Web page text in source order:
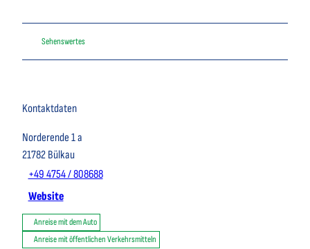
Sehenswertes
Kontaktdaten
Norderende 1 a
21782 Bülkau
+49 4754 / 808688
Website
Anreise mit dem Auto
Anreise mit öffentlichen Verkehrsmitteln